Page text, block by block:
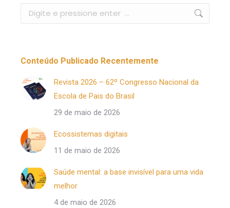
Buscar
Conteúdo Publicado Recentemente
Revista 2026 – 62º Congresso Nacional da
Escola de Pais do Brasil
29 de maio de 2026
Ecossistemas digitais
11 de maio de 2026
Saúde mental: a base invisível para uma vida
melhor
4 de maio de 2026